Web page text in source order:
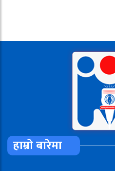
हाम्रो बारेमा